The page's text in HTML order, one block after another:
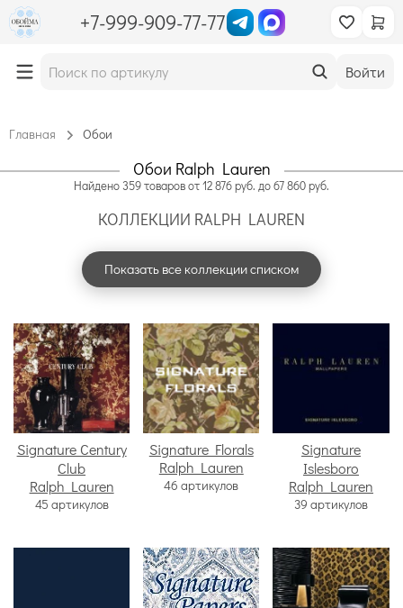
+7-999-909-77-77
Войти
Главная Обои
Обои Ralph Lauren
Найдено 359товаровот12 876руб. до67 860руб.
КОЛЛЕКЦИИ RALPH LAUREN
Показать все коллекции списком
Signature Century
Club
Ralph Lauren
45 артикулов
Signature Florals
Ralph Lauren
46 артикулов
Signature
Islesboro
Ralph Lauren
39 артикулов